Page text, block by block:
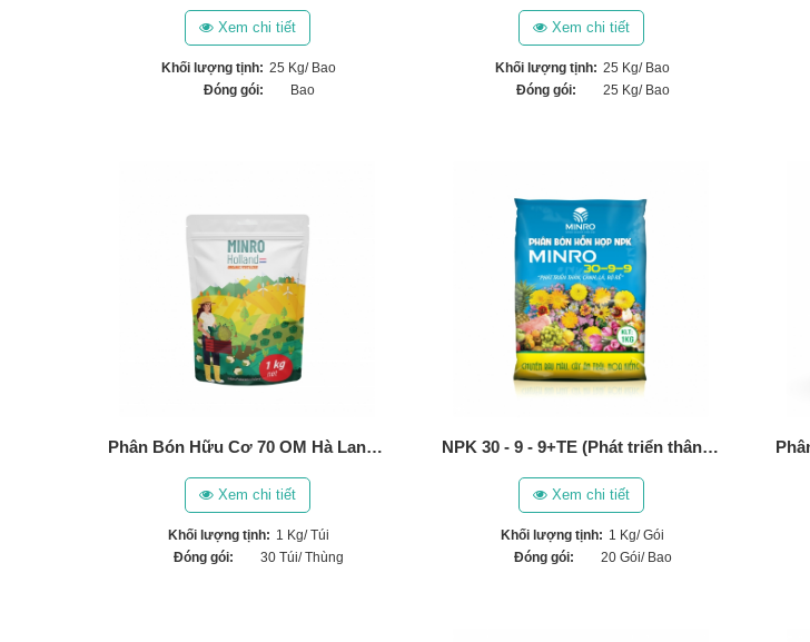
Xem chi tiết
Khối lượng tịnh: 25 Kg/ Bao
Đóng gói:
Bao
Xem chi tiết
Khối lượng tịnh: 25 Kg/ Bao
Đóng gói:
25 Kg/ Bao
Phân Bón Hữu Cơ 70 OM Hà Lan (1Kg)
Xem chi tiết
Khối lượng tịnh: 1 Kg/ Túi
Đóng gói:
30 Túi/ Thùng
NPK 30 - 9 - 9+TE (Phát triển thân, lá, cành, bộ rễ) (1 Kg)
Xem chi tiết
Khối lượng tịnh: 1 Kg/ Gói
Đóng gói:
20 Gói/ Bao